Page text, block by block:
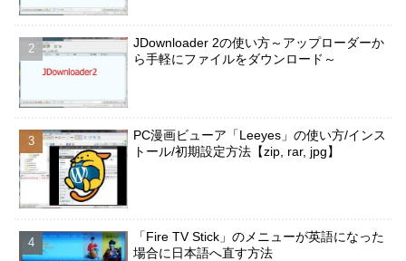
JDownloader 2の使い方～アップローダーか
ら手軽にファイルをダウンロード～
PC漫画ビューア「Leeyes」の使い方/インス
トール/初期設定方法【zip, rar, jpg】
「Fire TV Stick」のメニューが英語になった
場合に日本語へ直す方法